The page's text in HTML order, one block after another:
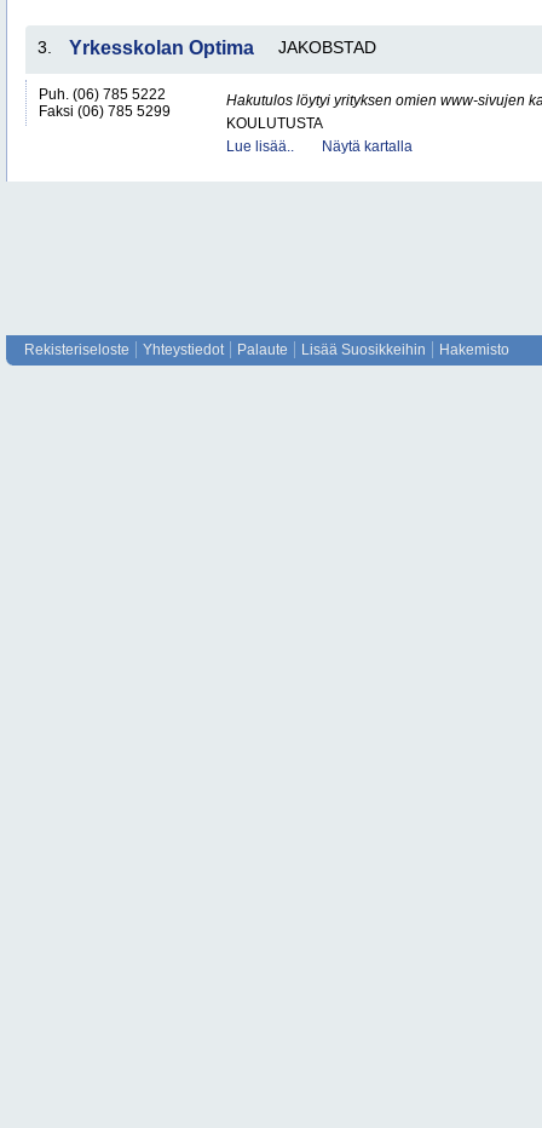
3. Yrkesskolan Optima JAKOBSTAD
Puh. (06) 785 5222
Faksi (06) 785 5299
Hakutulos löytyi yrityksen omien www-sivujen
KOULUTUSTA
Lue lisää..
Näytä kartalla
Rekisteriseloste Yhteystiedot Palaute Lisää Suosikkeihin Hakemisto